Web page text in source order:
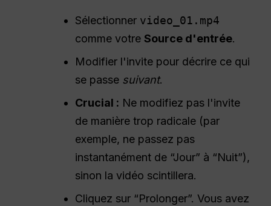
Sélectionner video_01.mp4
comme votreSource d'entrée.
Modifier l'invite pour décrire ce qui
se passe suivant.
Crucial : Ne modifiez pas l'invite
de manière trop radicale (par
exemple, ne passez pas
instantanément de “Jour” à “Nuit”),
sinon la vidéo scintillera.
Cliquez sur “Prolonger”. Vous avez